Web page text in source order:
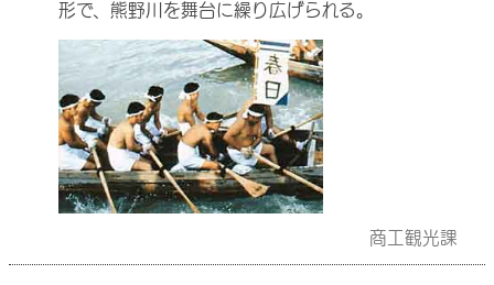
形で、熊野川を舞台に繰り広げられる。
商工観光課